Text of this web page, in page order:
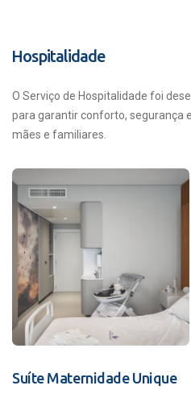
Hospitalidade
O Serviço de Hospitalidade foi
para garantir conforto, segurança
mães e familiares.
Suíte Maternidade Unique